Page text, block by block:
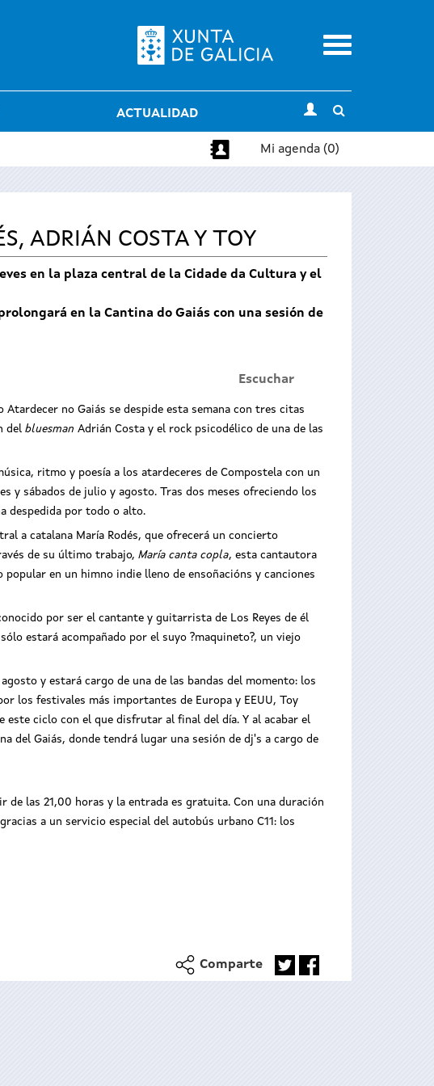
Menu
ACTUALIDAD
search
Mi agenda (0)
ADRIÁN COSTA Y TOY
en la plaza central de la Cidade da Cultura y el
en la Cantina do Gaiás con una sesión de
Escuchar
Atardecer no Gaiás se despide esta semana con tres citas
del bluesman Adrián Costa y el rock psicodélico de una de las
ritmo y poesía a los atardeceres de Compostela con un
sábados de julio y agosto. Tras dos meses ofreciendo los
despedida por todo o alto.
a catalana María Rodés, que ofrecerá un concierto
de su último trabajo, María canta copla, esta cantautora
en un himno indie lleno de ensoñacións y canciones
por ser el cantante y guitarrista de Los Reyes de él
estará acompañado por el suyo ?maquineto?, un viejo
y estará cargo de una de las bandas del momento: los
los festivales más importantes de Europa y EEUU, Toy
ciclo con el que disfrutar al final del día. Y al acabar el
del Gaiás, donde tendrá lugar una sesión de dj's a cargo de
las 21,00 horas y la entrada es gratuita. Con una duración
a un servicio especial del autobús urbano C11: los
Comparte